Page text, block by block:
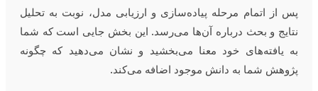
پس از اتمام مرحله پیاده‌سازی و ارزیابی مدل، نوبت به تحلیل
نتایج و بحث درباره آن‌ها می‌رسد. این بخش جایی است که شما
به یافته‌های خود معنا می‌بخشید و نشان می‌دهید که چگونه
پژوهش شما به دانش موجود اضافه می‌کند.